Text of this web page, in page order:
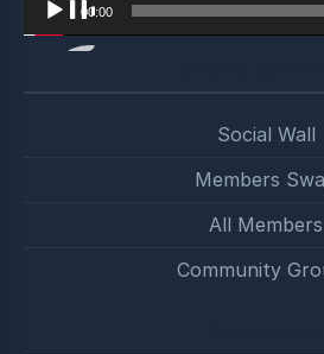
00:00
Social Wall
Members
All Members
Community